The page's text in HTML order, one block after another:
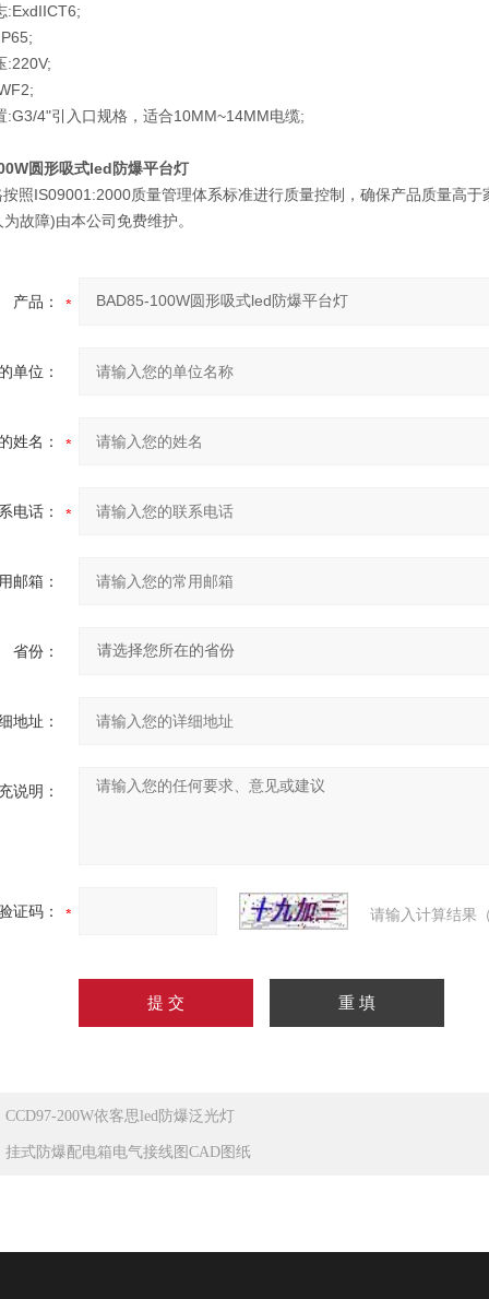
:ExdIICT6;
:220V;
:G3/4"引入口规格，适合10MM~14MM电缆;
圆形吸式led防爆平台灯
照IS09001:2000质量管理体系标准进行质量控制，确保产品质量高
故障)由本公司免费维护。
产品：
单位：
姓名：
电话：
邮箱：
省份：
地址：
说明：
证码： 请输入计算结果
CCD97-200W依客思led防爆泛光灯
挂式防爆配电箱电气接线图CAD图纸